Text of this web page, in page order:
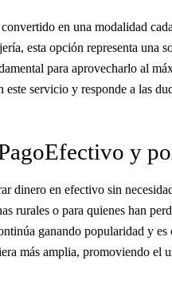
en una modalidad
esta opción representa
para aprovecharlo al
servicio y responde a las
y
dinero en efectivo sin
rurales o para quienes han
ganando popularidad y
más amplia, promoviendo el